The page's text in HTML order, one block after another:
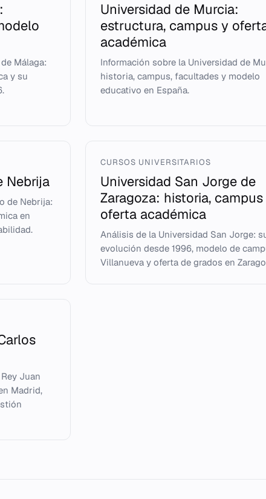
Málaga:
y su
Universidad de Murcia:
estructura, campus y
académica
Información sobre la Universidad de
historia, campus, facultades y modelo
educativo en España.
Nebrija
de Nebrija:
en
CURSOS UNIVERSITARIOS
Universidad San Jorge de
Zaragoza: historia,
oferta académica
Análisis de la Universidad San Jorge:
evolución desde 1996, modelo de
Villanueva y oferta de grados en
Juan
Madrid,